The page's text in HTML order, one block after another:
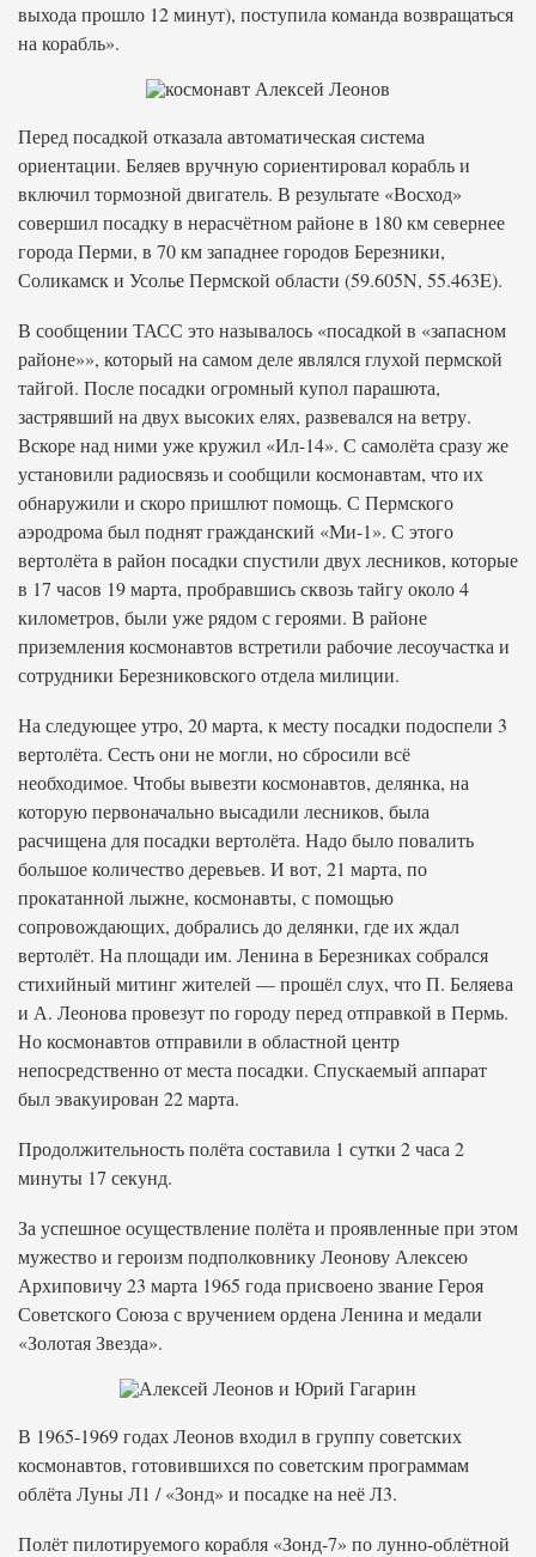
выхода прошло 12 минут), поступила команда возвращаться
на корабль».
Перед посадкой отказала автоматическая система
ориентации. Беляев вручную сориентировал корабль и
включил тормозной двигатель. В результате «Восход»
совершил посадку в нерасчётном районе в 180 км севернее
города Перми, в 70 км западнее городов Березники,
Соликамск и Усолье Пермской области (59.605N, 55.463E).
В сообщении ТАСС это называлось «посадкой в «запасном
районе»», который на самом деле являлся глухой пермской
тайгой. После посадки огромный купол парашюта,
застрявший на двух высоких елях, развевался на ветру.
Вскоре над ними уже кружил «Ил-14». С самолёта сразу же
установили радиосвязь и сообщили космонавтам, что их
обнаружили и скоро пришлют помощь. С Пермского
аэродрома был поднят гражданский «Ми-1». С этого
вертолёта в район посадки спустили двух лесников, которые
в 17 часов 19 марта, пробравшись сквозь тайгу около 4
километров, были уже рядом с героями. В районе
приземления космонавтов встретили рабочие лесоучастка и
сотрудники Березниковского отдела милиции.
На следующее утро, 20 марта, к месту посадки подоспели 3
вертолёта. Сесть они не могли, но сбросили всё
необходимое. Чтобы вывезти космонавтов, делянка, на
которую первоначально высадили лесников, была
расчищена для посадки вертолёта. Надо было повалить
большое количество деревьев. И вот, 21 марта, по
прокатанной лыжне, космонавты, с помощью
сопровождающих, добрались до делянки, где их ждал
вертолёт. На площади им. Ленина в Березниках собрался
стихийный митинг жителей — прошёл слух, что П. Беляева
и А. Леонова провезут по городу перед отправкой в Пермь.
Но космонавтов отправили в областной центр
непосредственно от места посадки. Спускаемый аппарат
был эвакуирован 22 марта.
Продолжительность полёта составила 1 сутки 2 часа 2
минуты 17 секунд.
За успешное осуществление полёта и проявленные при этом
мужество и героизм подполковнику Леонову Алексею
Архиповичу 23 марта 1965 года присвоено звание Героя
Советского Союза с вручением ордена Ленина и медали
«Золотая Звезда».
В 1965-1969 годах Леонов входил в группу советских
космонавтов, готовившихся по советским программам
облёта Луны Л1 / «Зонд» и посадке на неё Л3.
Полёт пилотируемого корабля «Зонд-7» по лунно-облётной